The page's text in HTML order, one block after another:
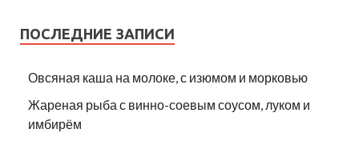
ПОСЛЕДНИЕ ЗАПИСИ
Овсяная каша на молоке, с изюмом и морковью
Жареная рыба с винно-соевым соусом, луком и
имбирём